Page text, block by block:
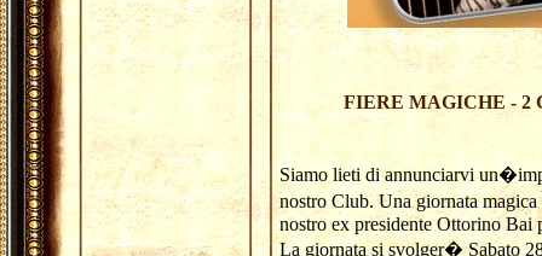
FIERE MAGICHE - 2
Siamo lieti di annunciarvi
nostro Club. Una giornata
nostro ex presidente Ottorino Bai
La giornata si svolger� Sabato